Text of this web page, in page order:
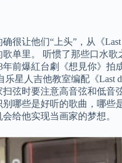
很让他们“上头”，从《
单里。 听惯了那些口水
前爆紅台劇《想見你》拍
星人吉他教室编配《Last
弦时要注意高音弦和低音
哪些是好听的歌曲，哪些
给他实现当画家的梦想。